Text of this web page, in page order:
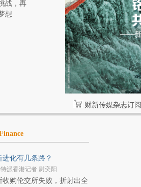
战，再
想
财新传媒杂志订阅
进化有几条路？
派香港记者 尉奕阳
收购伦交所失败，折射出全